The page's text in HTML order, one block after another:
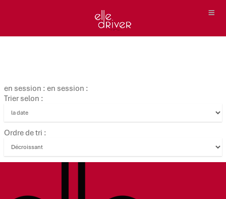
en session : en session :
Trier selon :
Ordre de tri :